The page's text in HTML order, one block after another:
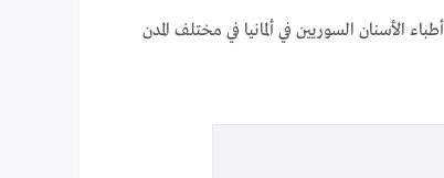
السوريين في ألمانيا في مختلف المدن